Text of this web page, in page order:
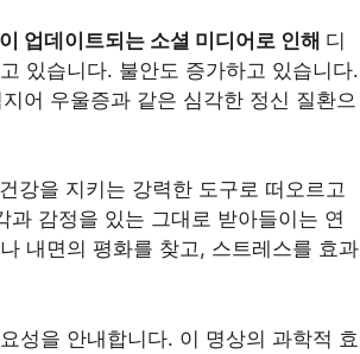
업데이트되는 소셜 미디어로 인해 디
있습니다. 불안도 증가하고 있습니다.
어 우울증과 같은 심각한 정신 질환으
강을 지키는 강력한 도구로 떠오르고
감정을 있는 그대로 받아들이는 연
내면의 평화를 찾고, 스트레스를 효과
성을 안내합니다. 이 명상의 과학적 효